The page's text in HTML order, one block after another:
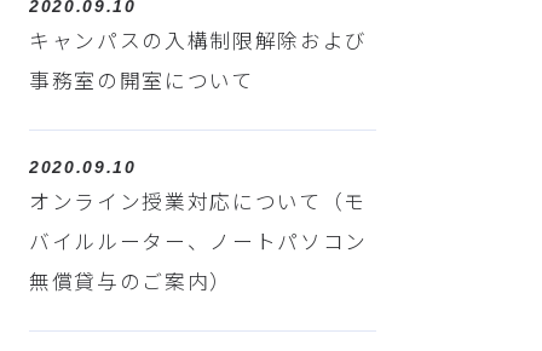
2020.09.10
キャンパスの入構制限解除および
事務室の開室について
2020.09.10
オンライン授業対応について（モ
バイルルーター、ノートパソコン
無償貸与のご案内）